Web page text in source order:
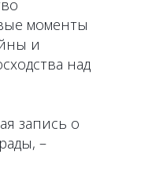
моменты
и
над
запись о
–